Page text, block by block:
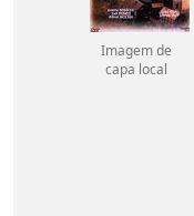
Imagem de
capa local